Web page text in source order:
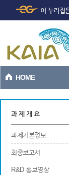
본문바로가기
이 누리집
HOME
지식
과 제 개 요
과제기본정보
최종보고서
R&D 홍보영상
과제기본정보